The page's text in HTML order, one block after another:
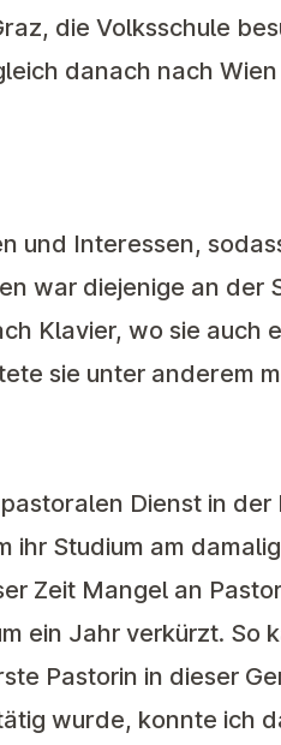
die Volksschule
danach nach
und Interessen,
war diejenige an der
Klavier, wo sie auch
sie unter anderem
Dienst in
ihr Studium am
Zeit Mangel an
ein Jahr verkürzt. So
Pastorin in dieser
wurde, konnte ich